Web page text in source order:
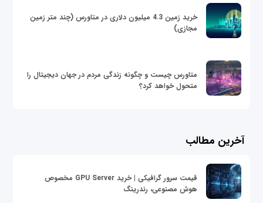
خرید زمین 4.3 میلیون دلاری در متاورس (چند متر زمین
مجازی)
متاورس چیست و چگونه زندگی مردم در جهان دیجیتال را
متحول خواهد کرد؟
آخرین مطالب
قیمت سرور گرافیکی | خرید GPU Server مخصوص
هوش مصنوعی، رندرینگ